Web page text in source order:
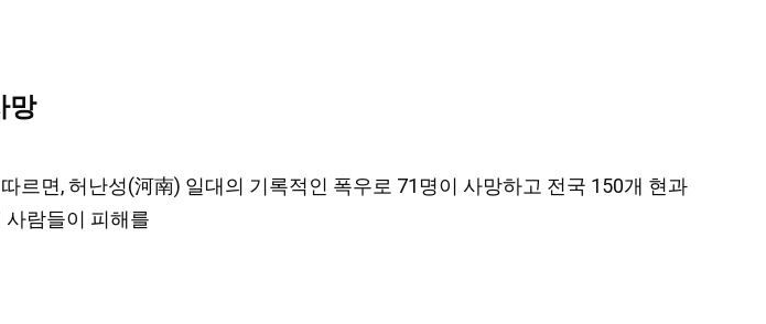
망
르면, 허난성(河南) 일대의 기록적인 폭우로 71명이 사망하고 전국 150개 현과
사람들이 피해를